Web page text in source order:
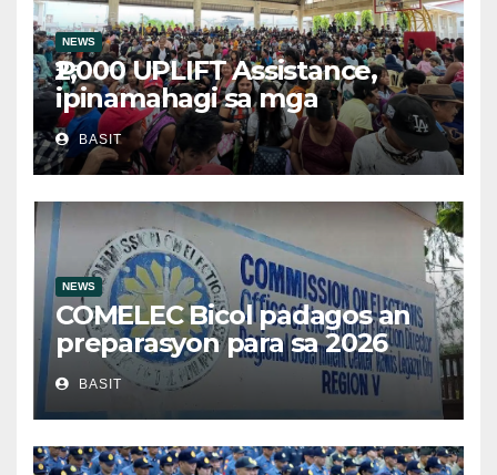
NEWS
₱2,000 UPLIFT Assistance,
ipinamahagi sa mga
kwalipikadong benepisyaryo
sa Victoria, Oriental Mindoro
BASIT
NEWS
COMELEC Bicol padagos an
preparasyon para sa 2026
BSKE
BASIT